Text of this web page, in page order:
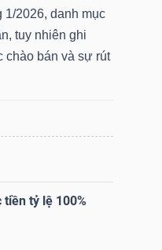
1/2026, danh mục
tuy nhiên ghi
chào bán và sự rút
tiền tỷ lệ 100%